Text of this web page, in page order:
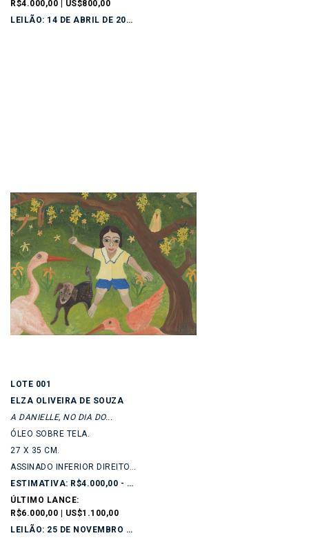
R$4.000,00 | US$800,00
LEILÃO: 14 DE ABRIL DE 2026
LOTE 001
ELZA OLIVEIRA DE SOUZA
A DANIELLE, NO DIA DO...
ÓLEO SOBRE TELA.
27 X 35 CM.
ASSINADO INFERIOR DIREITO. TITULADO...
ESTIMATIVA: R$4.000,00 - R$6.000,00
ÚLTIMO LANCE:
R$6.000,00 | US$1.100,00
LEILÃO: 25 DE NOVEMBRO DE 2025